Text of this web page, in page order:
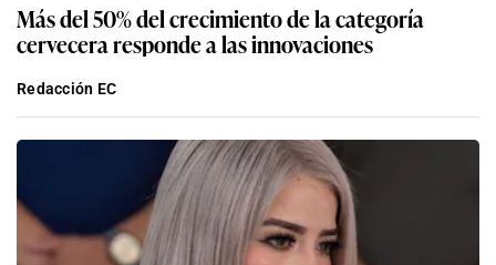
Más del 50% del crecimiento de la categoría
cervecera responde a las innovaciones
Redacción EC